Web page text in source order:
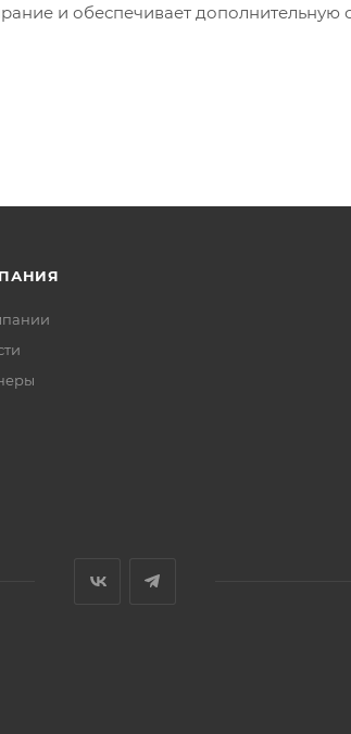
и обеспечивает дополнительную